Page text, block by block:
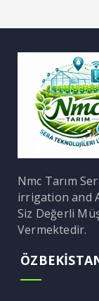
Nmc Tarım
irrigation and
Siz Değerli
Vermektedir.